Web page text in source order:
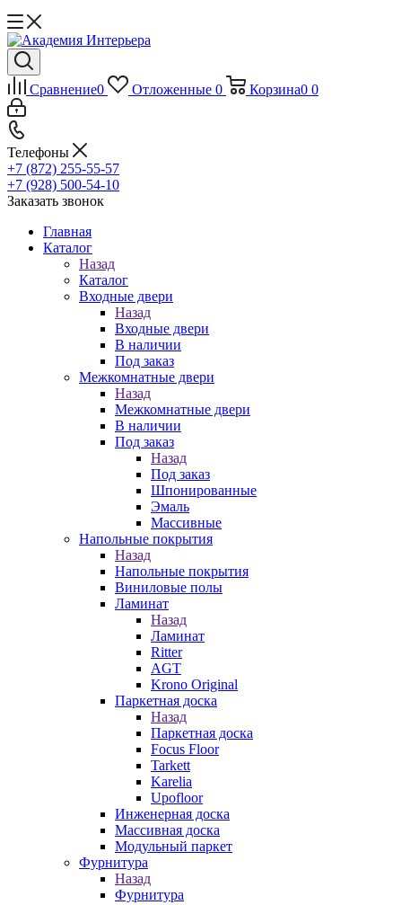
Сравнение0 Отложенные 0 Корзина0 0
Телефоны
+7 (872) 255-55-57
+7 (928) 500-54-10
Заказать звонок
Главная
Каталог
Назад
Каталог
Входные двери
Назад
Входные двери
В наличии
Под заказ
Межкомнатные двери
Назад
Межкомнатные двери
В наличии
Под заказ
Назад
Под заказ
Шпонированные
Эмаль
Массивные
Напольные покрытия
Назад
Напольные покрытия
Виниловые полы
Ламинат
Назад
Ламинат
Ritter
AGT
Krono Original
Паркетная доска
Назад
Паркетная доска
Focus Floor
Tarkett
Karelia
Upofloor
Инженерная доска
Массивная доска
Модульный паркет
Фурнитура
Назад
Фурнитура